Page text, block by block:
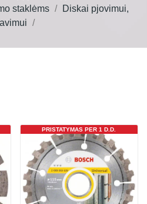
staklėms
Diskai pjovimui,
PRISTATYMAS PER 1 D.D.